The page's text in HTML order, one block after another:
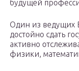
будущей
Один из ведущих
достойно сдать
активно
физики,